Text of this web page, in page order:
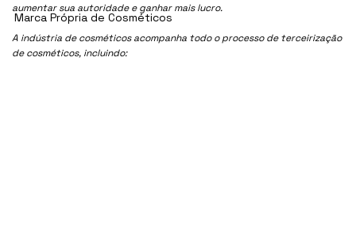
aumentar sua autoridade e ganhar mais lucro.
A indústria de cosméticos acompanha todo o processo de terceirização
de cosméticos, incluindo:
Marca Própria de Cosméticos